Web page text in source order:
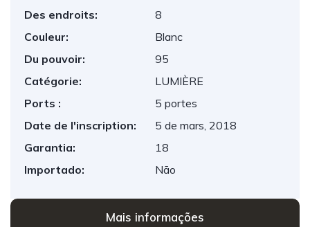
Des endroits:
8
Couleur:
Blanc
Du pouvoir:
95
Catégorie:
LUMIÈRE
Ports :
5 portes
Date de l'inscription:
5 de mars, 2018
Garantia:
18
Importado:
Não
Mais informações